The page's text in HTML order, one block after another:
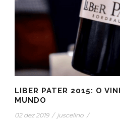
LIBER PATER 2015: O
MUNDO
02 dez 2019 / juscelino /